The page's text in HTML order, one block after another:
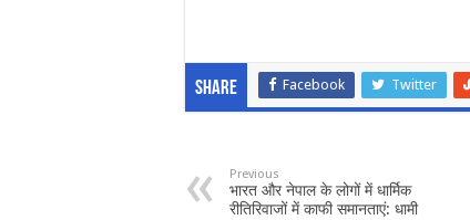
Share Facebook Twitter
Previous
भारत और नेपाल के लोगों में धार्मिक
रीतिरिवाजों में काफी समानताएं: धामी